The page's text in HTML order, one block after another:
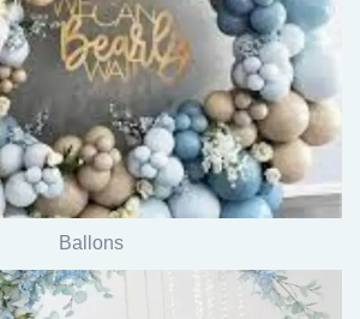
Ballons